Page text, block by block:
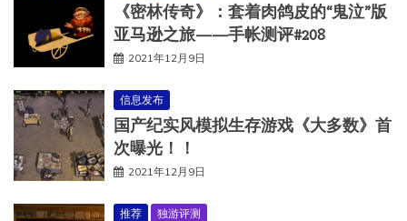
《密林传奇》：套着肉鸽皮的“鬼泣”版
亚马逊之旅——手帐测评#208
2021年12月9日
信息发布
国产纪实风模拟生存游戏《大多数》首
次曝光！！
2021年12月9日
推荐 独游评测